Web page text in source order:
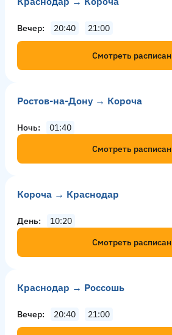
Вечер 20:40 21:00
Смотреть
Ростов-на-Дону → Короча
Ночь
01:40
Смотреть
Короча → Краснодар
День
10:20
Смотреть
Краснодар → Россошь
Вечер 20:40 21:00